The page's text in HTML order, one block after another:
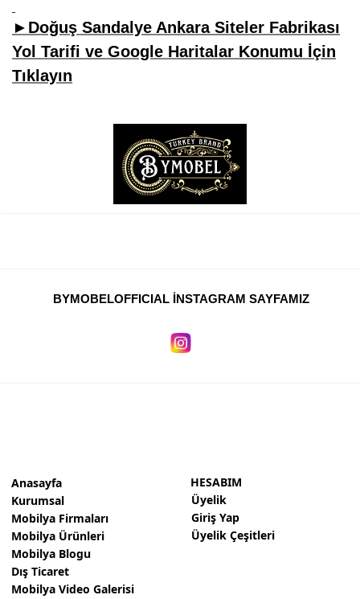
►Doğuş Sandalye Ankara Siteler Fabrikası
Yol Tarifi ve Google Haritalar Konumu İçin
Tıklayın
BYMOBELOFFICIAL İNSTAGRAM SAYFAMIZ
Anasayfa
Kurumsal
Mobilya Firmaları
Mobilya Ürünleri
Mobilya Blogu
Dış Ticaret
Mobilya Video Galerisi
HESABIM
Üyelik
Giriş Yap
Üyelik Çeşitleri